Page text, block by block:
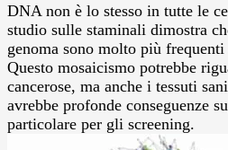
DNA non è lo stesso in tutte le
studio sulle staminali dimostra
genoma sono molto più frequenti
Questo mosaicismo potrebbe
cancerose, ma anche i tessuti
avrebbe profonde conseguenze
particolare per gli screening.